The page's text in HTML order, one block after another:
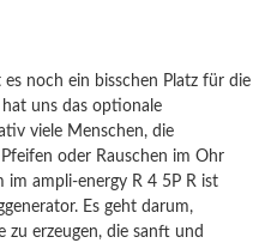
noch ein bisschen Platz für die
uns das optionale
viele Menschen, die
oder Rauschen im Ohr
im ampli-energy R 4 5P R ist
Es geht darum,
zu erzeugen, die sanft und